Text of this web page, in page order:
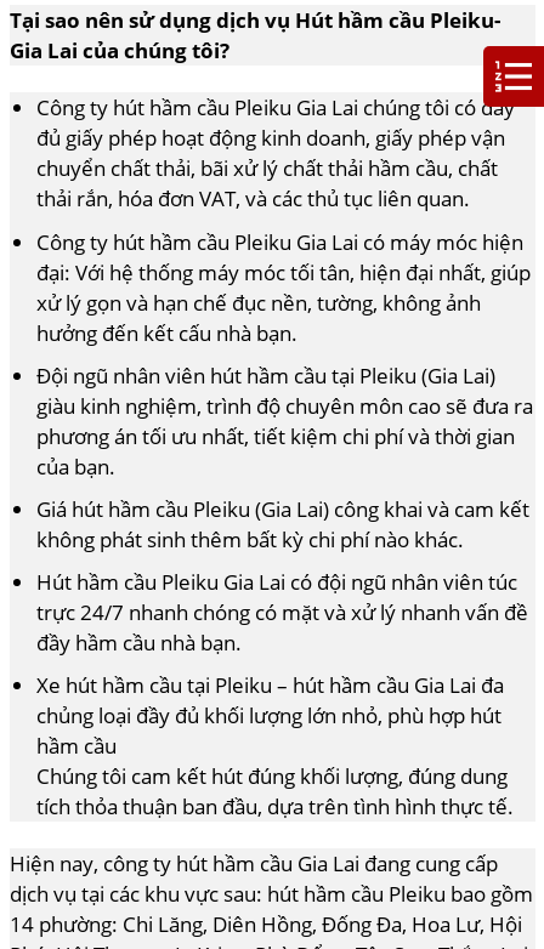
Tại sao nên sử dụng dịch vụ Hút hầm cầu Pleiku-
Gia Lai của chúng tôi?
Công ty hút hầm cầu Pleiku Gia Lai chúng tôi có đầy
đủ giấy phép hoạt động kinh doanh, giấy phép vận
chuyển chất thải, bãi xử lý chất thải hầm cầu, chất
thải rắn, hóa đơn VAT, và các thủ tục liên quan.
Công ty hút hầm cầu Pleiku Gia Lai có máy móc hiện
đại: Với hệ thống máy móc tối tân, hiện đại nhất, giúp
xử lý gọn và hạn chế đục nền, tường, không ảnh
hưởng đến kết cấu nhà bạn.
Đội ngũ nhân viên hút hầm cầu tại Pleiku (Gia Lai)
giàu kinh nghiệm, trình độ chuyên môn cao sẽ đưa ra
phương án tối ưu nhất, tiết kiệm chi phí và thời gian
của bạn.
Giá hút hầm cầu Pleiku (Gia Lai) công khai và cam kết
không phát sinh thêm bất kỳ chi phí nào khác.
Hút hầm cầu Pleiku Gia Lai có đội ngũ nhân viên túc
trực 24/7 nhanh chóng có mặt và xử lý nhanh vấn đề
đầy hầm cầu nhà bạn.
Xe hút hầm cầu tại Pleiku – hút hầm cầu Gia Lai đa
chủng loại đầy đủ khối lượng lớn nhỏ, phù hợp hút
hầm cầu
Chúng tôi cam kết hút đúng khối lượng, đúng dung
tích thỏa thuận ban đầu, dựa trên tình hình thực tế.
Hiện nay, công ty hút hầm cầu Gia Lai đang cung cấp
dịch vụ tại các khu vực sau: hút hầm cầu Pleiku bao gồm
14 phường: Chi Lăng, Diên Hồng, Đống Đa, Hoa Lư, Hội